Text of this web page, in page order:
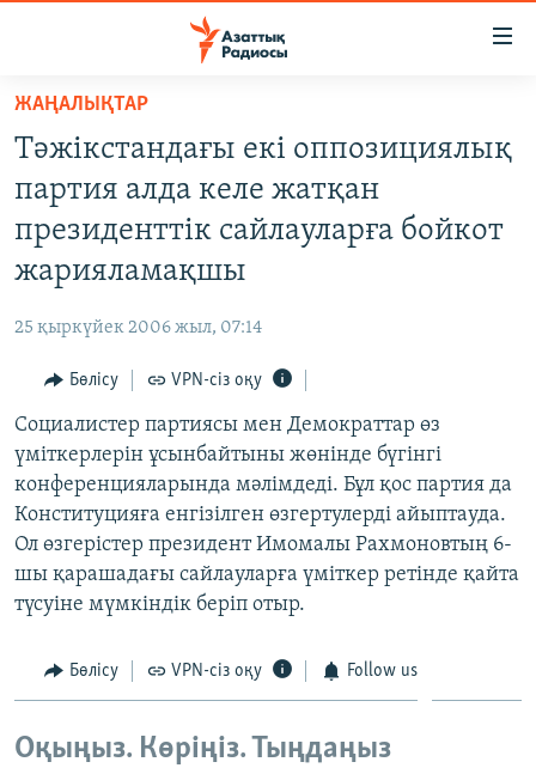
Skip
main
content
to
main
Skip
Search
AZATTYQTV
ӘЛЕУМЕТ
ӘЛЕМ
АРНАЙЫ ЖОБАЛАР
Русский
ЖАЗЫЛЫҢЫЗ
Басқа тілдерде
ЖАҢАЛЫҚТАР
Тәжікстандағы екі оппозициялық
партия алда келе жатқан
президенттік сайлауларға бойкот
жарияламақшы
25 қыркүйек 2006 жыл, 07:14
Бөлісу VPN-сіз оқу
Социалистер партиясы мен Демократтар өз
үміткерлерін ұсынбайтыны жөнінде бүгінгі
конференцияларында мәлімдеді. Бұл қос партия да
Конституцияға енгізілген өзгертулерді айыптауда.
Ол өзгерістер президент Имомалы Рахмоновтың 6-
шы қарашадағы сайлауларға үміткер ретінде қайта
түсуіне мүмкіндік беріп отыр.
Бөлісу VPN-сіз оқу Follow us
Оқыңыз. Көріңіз. Тыңдаңыз